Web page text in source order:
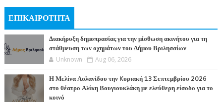
ΕΠΙΚΑΙΡΟΤΗΤΑ
Διακήρυξη δημοπρασίας για την μίσθωση ακινήτου για τη
στάθμευση των οχημάτων του Δήμου Βριλησσίων
Unknown Aug 06, 2026
Η Μελίνα Ασλανίδου την Kυριακή 13 Σεπτεμβρίου 2026
στο θέατρο Αλίκη Βουγιουκλάκη με ελεύθερη είσοδο για το
κοινό